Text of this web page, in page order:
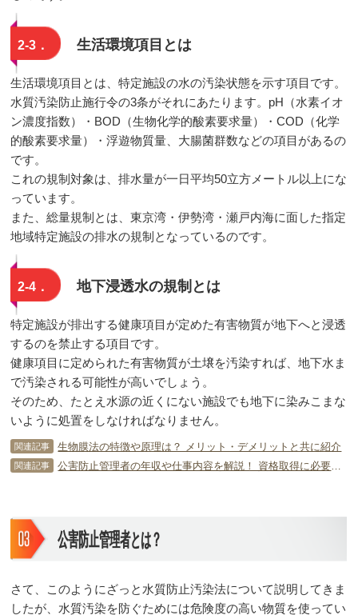
2-3． 生活環境項目とは
生活環境項目とは、特定施設の水の汚染状態を示す項目です。
水質汚染防止施行令の3条がそれにあたります。pH（水素イオ
ン濃度指数）・BOD（生物化学的酸素要求量）・COD（化学
的酸素要求量）・浮遊物質量、大腸菌群数などの項目があるの
です。
これの規制対象は、排水量が一日平均50立方メートル以上にな
っています。
また、総量規制とは、東京湾・伊勢湾・瀬戸内海に面した指定
地域特定施設の排水の規制となっているのです。
2-4． 地下浸透水の規制とは
特定施設が排出する健康項目が定めた有害物質が地下へと浸透
するのを禁止する項目です。
健康項目に定められた有害物質が土壌を汚染すれば、地下水ま
で汚染される可能性が高いでしょう。
そのため、たとえ水源の近くにない施設でも地下に染みこまな
いように処置をしなければなりません。
関連記事 生物膜法の特徴や原理は？ メリット・デメリットと共に紹介
関連記事
公害防止管理者とは？
さて、このようにざっと水質防止汚染法について説明してきま
したが、水質汚染を防ぐためには危険度の高い物質を使ってい